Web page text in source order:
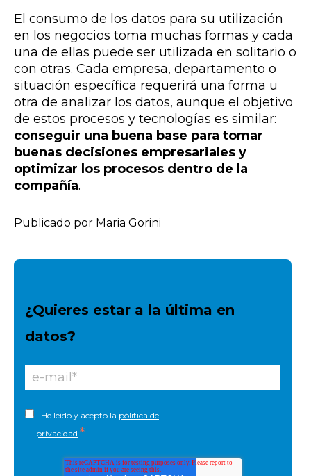
El consumo de los datos para su utilización
en los negocios toma muchas formas y cada
una de ellas puede ser utilizada en solitario o
con otras. Cada empresa, departamento o
situación específica requerirá una forma u
otra de analizar los datos, aunque el objetivo
de estos procesos y tecnologías es similar:
conseguir una buena base para tomar
buenas decisiones empresariales y
optimizar los procesos dentro de la
compañía.
Publicado por Maria Gorini
¿Quieres estar a la última en
datos?
He leído y acepto la pólitica de
privacidad *